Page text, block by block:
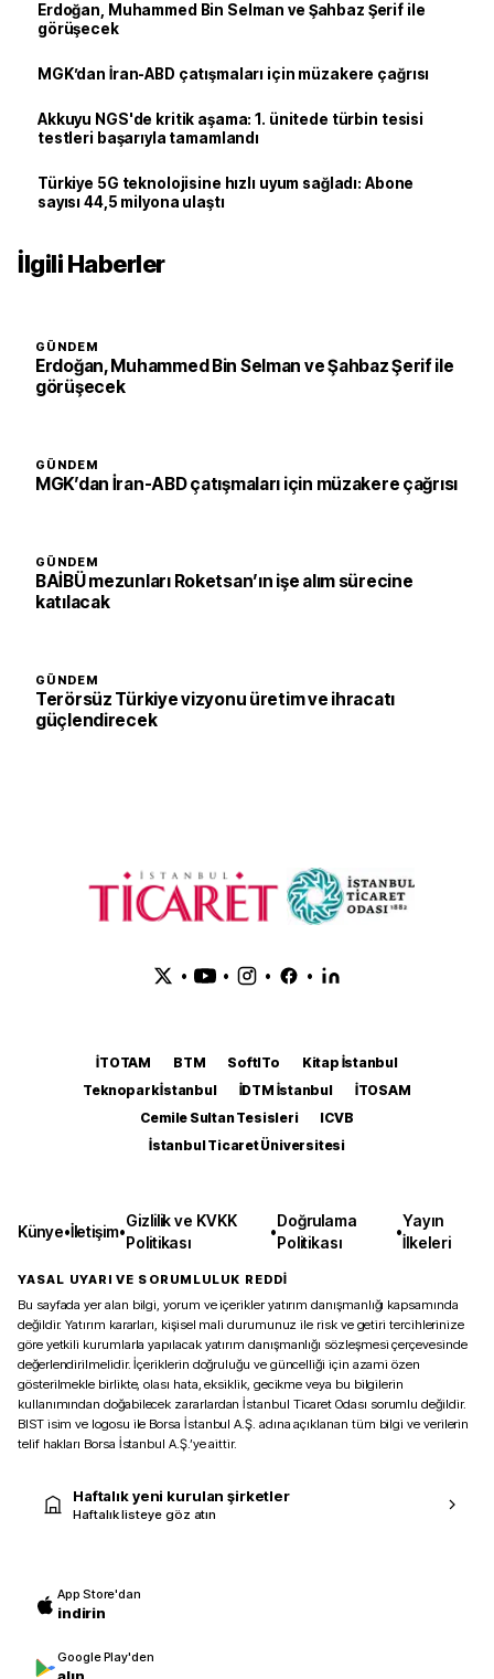
Erdoğan, Muhammed Bin Selman ve Şahbaz Şerif ile
görüşecek
MGK’dan İran-ABD çatışmaları için müzakere çağrısı
Akkuyu NGS'de kritik aşama: 1. ünitede türbin tesisi
testleri başarıyla tamamlandı
Türkiye 5G teknolojisine hızlı uyum sağladı: Abone
sayısı 44,5 milyona ulaştı
İlgili Haberler
GÜNDEM
Erdoğan, Muhammed Bin Selman ve Şahbaz Şerif ile
görüşecek
GÜNDEM
MGK’dan İran-ABD çatışmaları için müzakere çağrısı
GÜNDEM
BAİBÜ mezunları Roketsan’ın işe alım sürecine
katılacak
GÜNDEM
Terörsüz Türkiye vizyonu üretim ve ihracatı
güçlendirecek
• • • •
İTOTAM BTM SoftITo
Kitap İstanbul
Teknopark İstanbul
İDTM İstanbul
İTOSAM
Cemile Sultan Tesisleri
ICVB
İstanbul Ticaret Üniversitesi
Künye•İletişim•
Gizlilik ve KVKK
Politikası
•
Doğrulama
Politikası
•
Yayın
İlkeleri
YASAL UYARI VE SORUMLULUK REDDİ
Bu sayfada yer alan bilgi, yorum ve içerikler yatırım danışmanlığı kapsamında
değildir. Yatırım kararları, kişisel mali durumunuz ile risk ve getiri tercihlerinize
göre yetkili kurumlarla yapılacak yatırım danışmanlığı sözleşmesi çerçevesinde
değerlendirilmelidir. İçeriklerin doğruluğu ve güncelliği için azami özen
gösterilmekle birlikte, olası hata, eksiklik, gecikme veya bu bilgilerin
kullanımından doğabilecek zararlardan İstanbul Ticaret Odası sorumlu değildir.
BIST isim ve logosu ile Borsa İstanbul A.Ş. adına açıklanan tüm bilgi ve verilerin
telif hakları Borsa İstanbul A.Ş.’ye aittir.
Haftalık yeni kurulan şirketler
Haftalık listeye göz atın
App Store'dan
indirin
Google Play'den